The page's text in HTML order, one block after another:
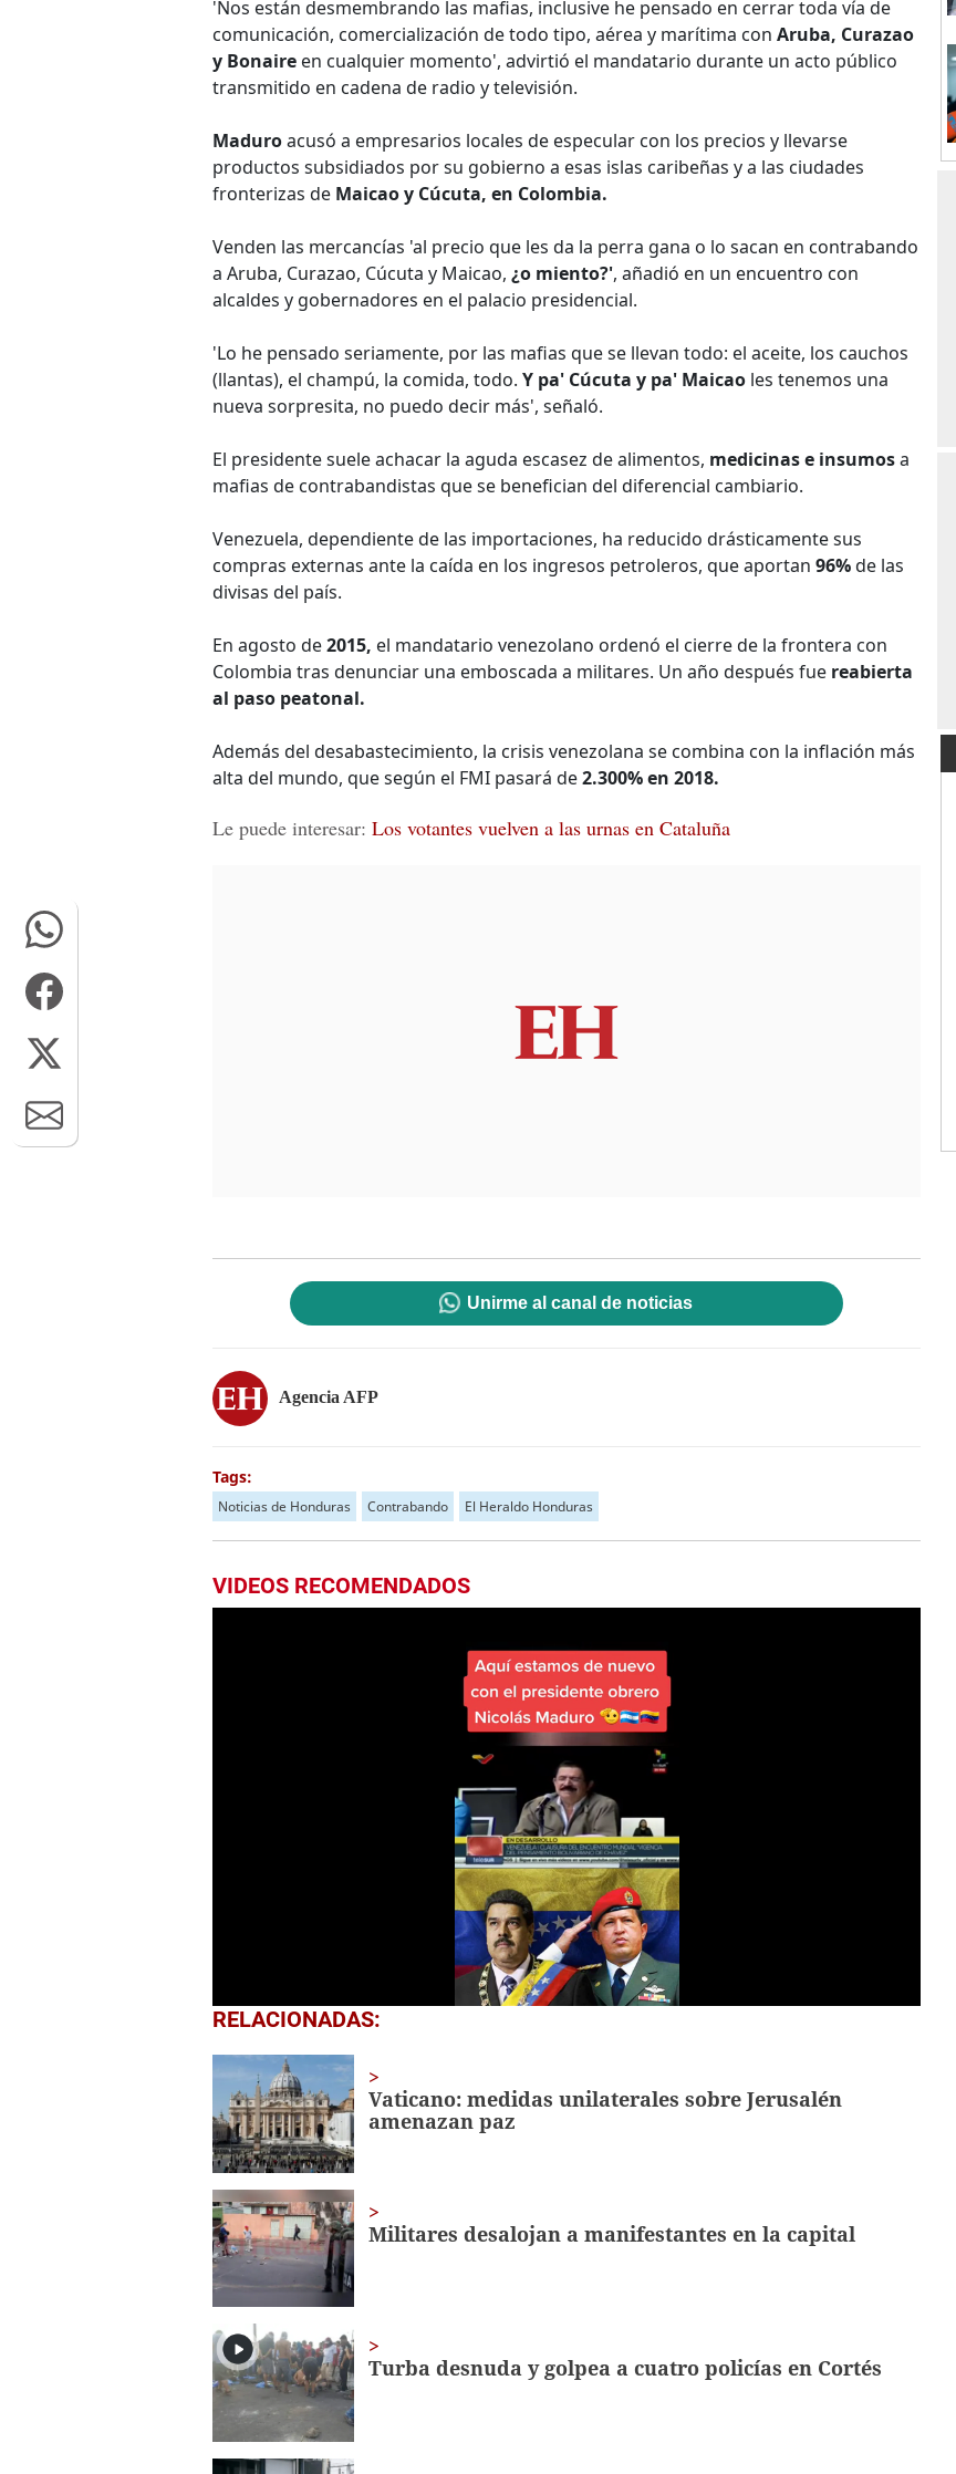
'Nos están desmembrando las mafias, inclusive he pensado en cerrar toda vía de
comunicación, comercialización de todo tipo, aérea y marítima con Aruba, Curazao
y Bonaire en cualquier momento', advirtió el mandatario durante un acto público
transmitido en cadena de radio y televisión.
Maduroacusó a empresarios locales de especular con los precios y llevarse
productos subsidiados por su gobierno a esas islas caribeñas y a las ciudades
fronterizas de Maicao y Cúcuta, en Colombia.
Venden las mercancías 'al precio que les da la perra gana o lo sacan en contrabando
a Aruba, Curazao, Cúcuta y Maicao, ¿o miento?', añadió en un encuentro con
alcaldes y gobernadores en el palacio presidencial.
'Lo he pensado seriamente, por las mafias que se llevan todo: el aceite, los cauchos
(llantas), el champú, la comida, todo. Y pa' Cúcuta y pa' Maicao les tenemos una
nueva sorpresita, no puedo decir más', señaló.
El presidente suele achacar la aguda escasez de alimentos, medicinas e insumosa
mafias de contrabandistas que se benefician del diferencial cambiario.
Venezuela, dependiente de las importaciones, ha reducido drásticamente sus
compras externas ante la caída en los ingresos petroleros, que aportan 96%de las
divisas del país.
En agosto de2015, el mandatario venezolano ordenó el cierre de la frontera con
Colombia tras denunciar una emboscada a militares. Un año después fue reabierta
al paso peatonal.
Además del desabastecimiento, la crisis venezolana se combina con la inflación más
alta del mundo, que según el FMI pasará de2.300% en 2018.
Le puede interesar: Los votantes vuelven a las urnas en Cataluña
Unirme al canal de noticias
Agencia AFP
Tags:
Noticias de Honduras Contrabando El Heraldo Honduras
VIDEOS RECOMENDADOS
0
seconds
1
minute,
37
secondsVolume
0%
RELACIONADAS:
Vaticano: medidas unilaterales sobre Jerusalén
amenazan paz
Militares desalojan a manifestantes en la capital
Turba desnuda y golpea a cuatro policías en Cortés